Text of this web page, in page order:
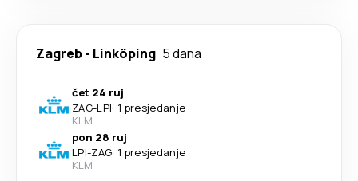
Zagreb- Linköping 5 dana
čet 24 ruj
ZAG-LPI· 1 presjedanje
KLM
pon 28 ruj
LPI-ZAG· 1 presjedanje
KLM